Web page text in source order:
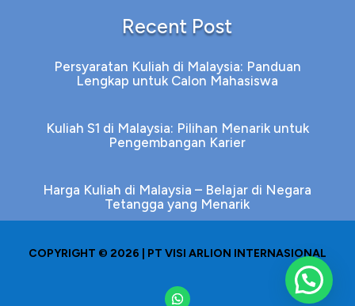
Recent Post
Persyaratan Kuliah di Malaysia: Panduan
Lengkap untuk Calon Mahasiswa
Kuliah S1 di Malaysia: Pilihan Menarik untuk
Pengembangan Karier
Harga Kuliah di Malaysia – Belajar di Negara
Tetangga yang Menarik
COPYRIGHT © 2026 | PT VISI ARLION INTERNASIONAL